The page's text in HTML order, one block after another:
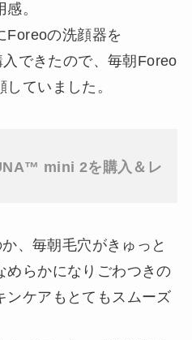
。
Foreoの洗顔器を
できたので、毎朝Foreo
ていました。
mini 2を購入＆レ
、毎朝毛穴がきゅっと
めらかになりごわつきの
ンケアもとてもスムーズ